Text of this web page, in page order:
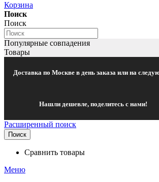
Корзина
Поиск
Поиск
Популярные совпадения
Товары
Доставка по Москве в день заказа или на
Нашли дешевле, поделитесь с нами!
Расширенный поиск
Поиск
Сравнить товары
Меню